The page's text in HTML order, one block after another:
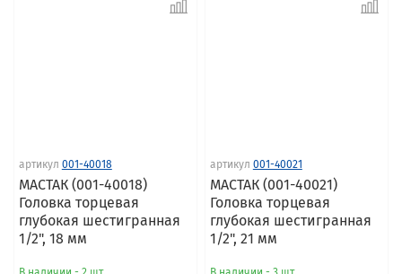
артикул 001-40018
МАСТАК (001-40018)
Головка торцевая
глубокая шестигранная
1/2", 18 мм
артикул 001-40021
МАСТАК (001-40021)
Головка торцевая
глубокая шестигранная
1/2", 21 мм